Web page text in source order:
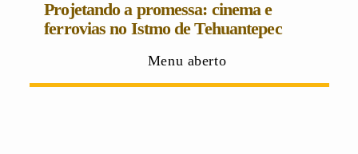
Projetando a promessa: cinema e
ferrovias no Istmo de Tehuantepec
Menu aberto